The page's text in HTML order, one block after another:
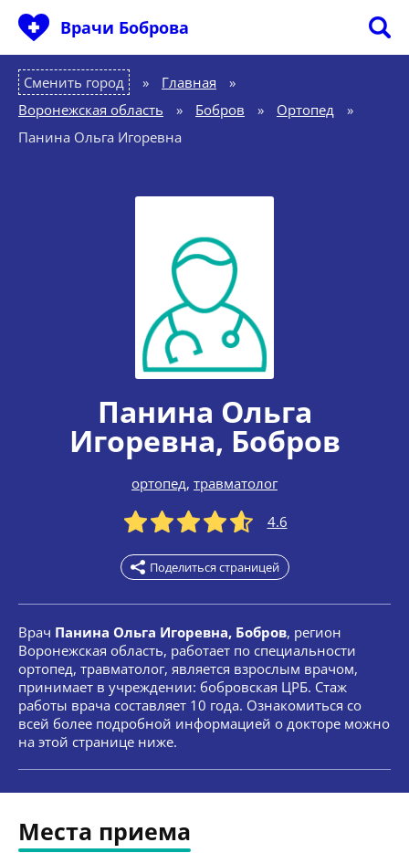
Врачи Боброва
Сменить город Главная
»
Воронежская область
» Бобров » Ортопед
»
Панина Ольга Игоревна
Панина Ольга
Игоревна, Бобров
ортопед, травматолог
4.6
Поделиться страницей
Врач Панина Ольга Игоревна, Бобров, регион
Воронежская область, работает по специальности
ортопед, травматолог, является взрослым врачом,
принимает в учреждении: бобровская ЦРБ. Стаж
работы врача составляет 10 года. Ознакомиться со
всей более подробной информацией о докторе можно
на этой странице ниже.
Места приема